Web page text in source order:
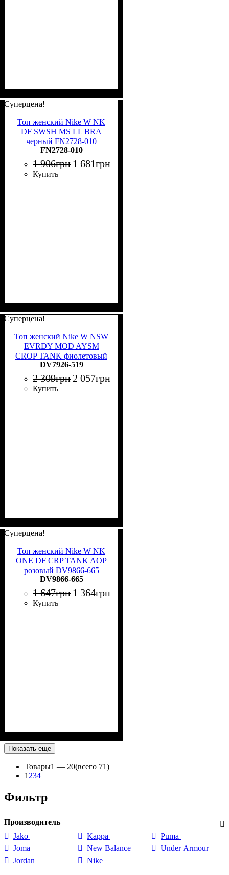
Суперцена!
Топ женский Nike W NK
DF SWSH MS LL BRA
черный FN2728-010
FN2728-010
1 906грн 1 681грн
Купить
Суперцена!
Топ женский Nike W NSW
EVRDY MOD AYSM
CROP TANK фиолетовый
DV7926-519
DV7926-519
2 309грн 2 057грн
Купить
Суперцена!
Топ женский Nike W NK
ONE DF CRP TANK AOP
розовый DV9866-665
DV9866-665
1 647грн 1 364грн
Купить
Показать еще
Товары1 — 20(всего 71)
1 234
Фильтр
Производитель
Jako
Joma
Jordan
Kappa
New Balance
Nike
Puma
Under Armour